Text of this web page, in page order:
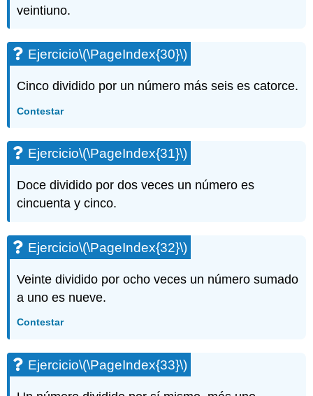
veintiuno.
Ejercicio\(\PageIndex{30}\)
Cinco dividido por un número más seis es catorce.
Contestar
Ejercicio\(\PageIndex{31}\)
Doce dividido por dos veces un número es
cincuenta y cinco.
Ejercicio\(\PageIndex{32}\)
Veinte dividido por ocho veces un número sumado
a uno es nueve.
Contestar
Ejercicio\(\PageIndex{33}\)